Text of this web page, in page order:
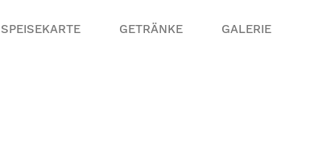
SPEISEKARTE GETRÄNKE GALERIE